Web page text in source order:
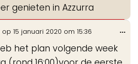
genieten in Azzurra
op 15 januari 2020 om 15:36
het plan volgende week
...